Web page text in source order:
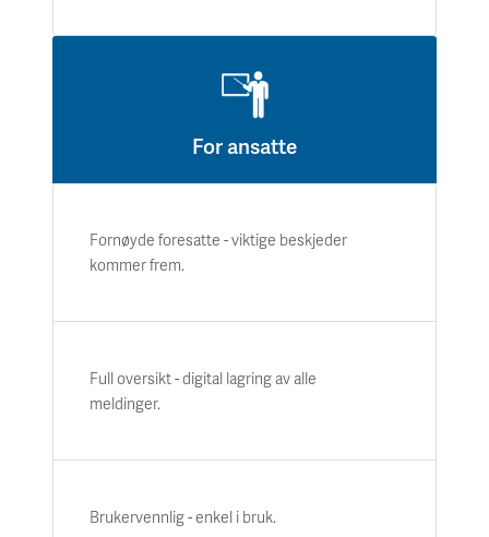
For ansatte
Fornøyde foresatte - viktige beskjeder
kommer frem.
Full oversikt - digital lagring av alle
meldinger.
Brukervennlig - enkel i bruk.